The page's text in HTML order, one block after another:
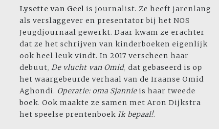
Lysette van Geel is journalist. Ze heeft jarenlang
als verslaggever en presentator bij het NOS
Jeugdjournaal gewerkt. Daar kwam ze erachter
dat ze het schrijven van kinderboeken eigenlijk
ook heel leuk vindt. In 2017 verscheen haar
debuut, De vlucht van Omid, dat gebaseerd is op
het waargebeurde verhaal van de Iraanse Omid
Aghondi. Operatie: oma Sjannieis haar tweede
boek. Ook maakte ze samen met Aron Dijkstra
het speelse prentenboek Ik bepaal!.